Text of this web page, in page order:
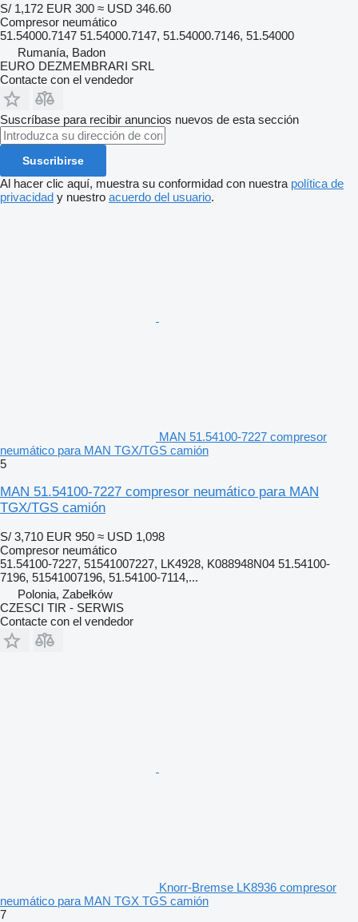
S/ 1,172 EUR 300 ≈ USD 346.60
Compresor neumático
51.54000.7147 51.54000.7147, 51.54000.7146, 51.54000
Rumanía, Badon
EURO DEZMEMBRARI SRL
Contacte con el vendedor
Suscríbase para recibir anuncios nuevos de esta sección
Suscribirse
Al hacer clic aquí, muestra su conformidad con nuestra política de
privacidad y nuestro acuerdo del usuario.
MAN 51.54100-7227 compresor
neumático para MAN TGX/TGS camión
5
MAN 51.54100-7227 compresor neumático para MAN
TGX/TGS camión
S/ 3,710 EUR 950 ≈ USD 1,098
Compresor neumático
51.54100-7227, 51541007227, LK4928, K088948N04 51.54100-
7196, 51541007196, 51.54100-7114,...
Polonia, Zabełków
CZESCI TIR - SERWIS
Contacte con el vendedor
Knorr-Bremse LK8936 compresor
neumático para MAN TGX TGS camión
7